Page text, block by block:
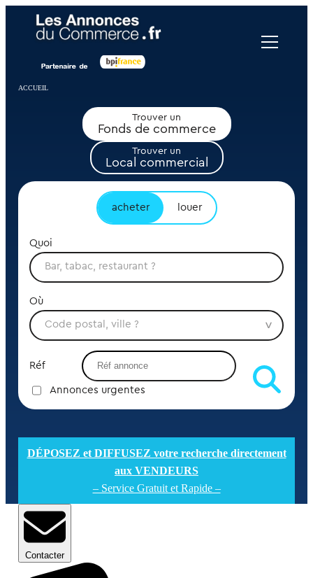
ACCUEIL
Trouver un
Fonds de commerce
Trouver un
Local commercial
acheter louer
Quoi
Où
Réf
Annonces urgentes
DÉPOSEZ et DIFFUSEZ votre recherche directement
aux VENDEURS
– Service Gratuit et Rapide –
Contacter
Panneau de gestion des cookies